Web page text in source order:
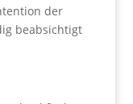
der
beabsichtigt